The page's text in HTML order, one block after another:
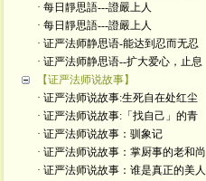
· 每日靜思語---證嚴上人
· 每日靜思語---證嚴上人
· 证严法师静思语-能达到忍而无忍
· 证严法师静思语--扩大爱心，止息
【证严法师说故事】
· 证严法师说故事:生死自在处红尘
· 证严法师说故事:「找自己」的青
· 证严法师说故事：驯象记
· 证严法师说故事：掌厨事的老和尚
· 证严法师说故事：谁是真正的美人